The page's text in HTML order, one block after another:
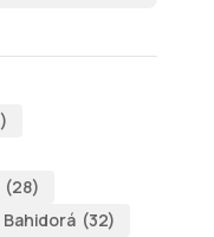
(28)
Bahidorá (32)